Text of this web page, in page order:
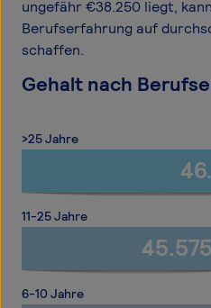
ungefähr €38.250 liegt,
Berufserfahrung auf
schaffen.
Gehalt nach
>25 Jahre
11-25 Jahre
6-10 Jahre